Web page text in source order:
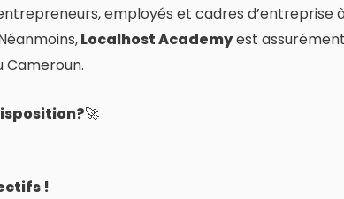
employés et cadres d’entreprise
Localhost Academyest
Cameroun.
🚀
!